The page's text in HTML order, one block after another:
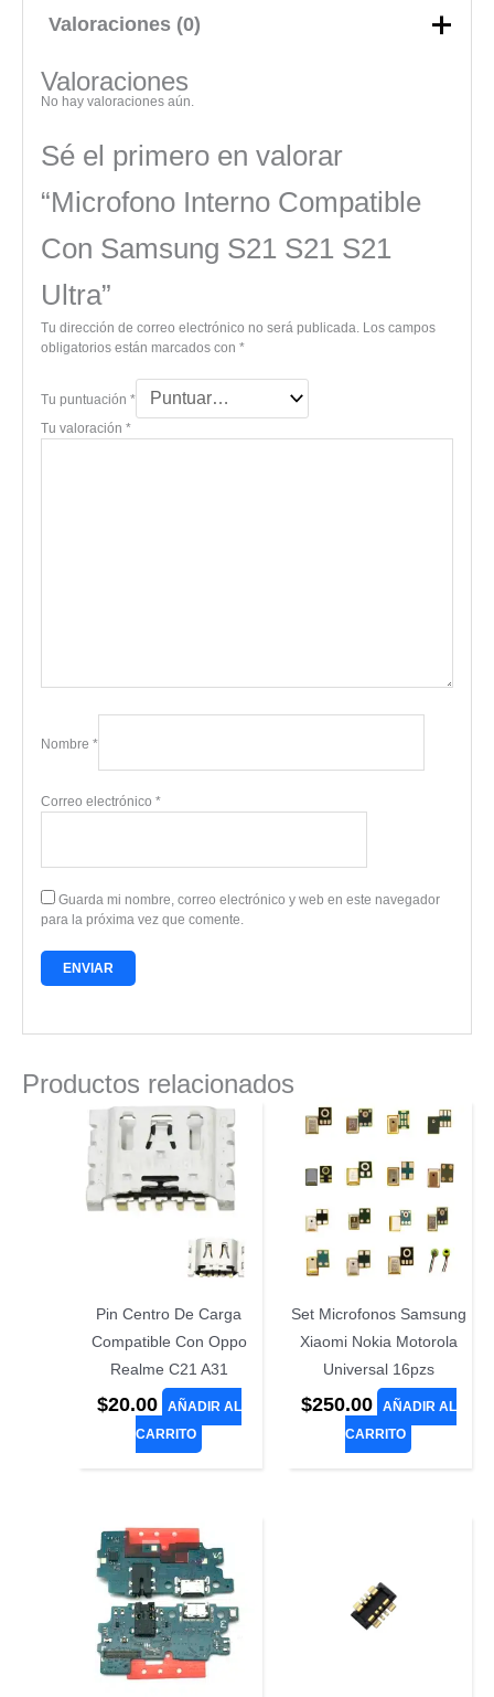
Valoraciones (0)
Valoraciones
No hay valoraciones aún.
Sé el primero en valorar
“Microfono Interno Compatible
Con Samsung S21 S21 S21
Ultra”
Tu dirección de correo electrónico no será publicada. Los campos
obligatorios están marcados con *
Tu puntuación *
Tu valoración *
Nombre *
Correo electrónico *
Guarda mi nombre, correo electrónico y web en este navegador
para la próxima vez que comente.
Productos relacionados
Pin Centro De Carga
Compatible Con Oppo
Realme C21 A31
$20.00
AÑADIR AL
CARRITO
Set Microfonos Samsung
Xiaomi Nokia Motorola
Universal 16pzs
$250.00
AÑADIR AL
CARRITO